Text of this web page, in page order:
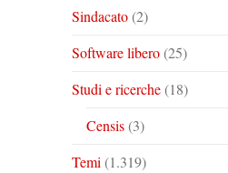
Sindacato(2)
Software libero(25)
Studi e ricerche(18)
Censis(3)
Temi (1.319)